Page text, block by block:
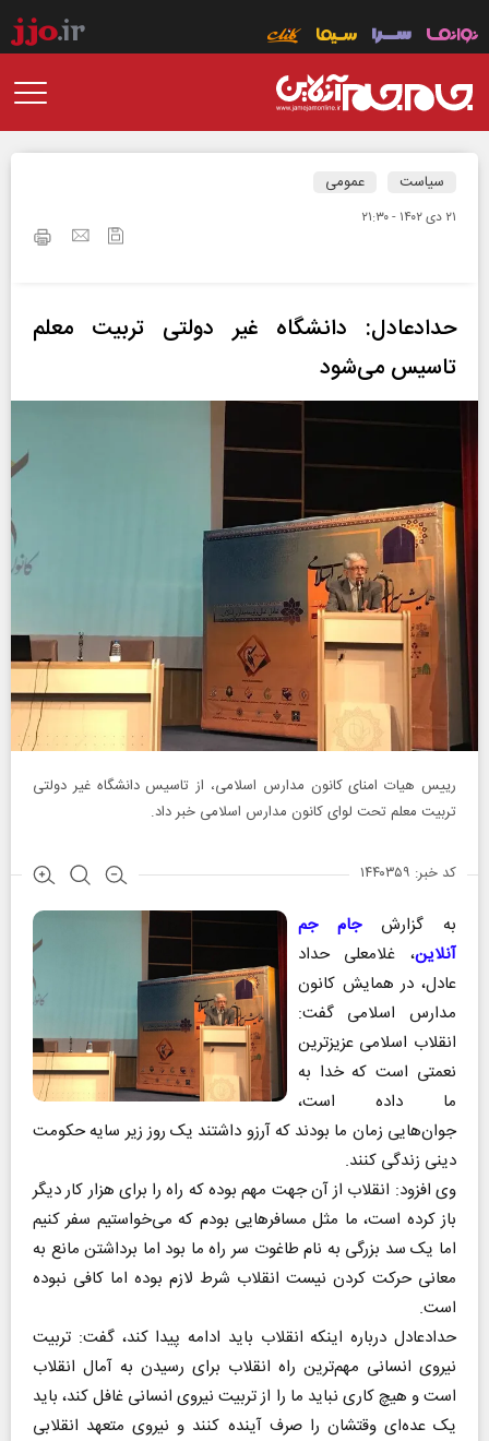
سیاست عمومی
۲۱ دی ۱۴۰۲ - ۲۱:۳۰
حدادعادل: دانشگاه غیر دولتی تربیت معلم
تاسیس می‌شود
رییس هیات امنای کانون مدارس اسلامی، از تاسیس دانشگاه غیر دولتی
تربیت معلم تحت لوای کانون مدارس اسلامی خبر داد.
کد خبر: ۱۴۴۰۳۵۹
به گزارشجام جم
آنلاین، غلامعلی حداد
عادل، در همایش کانون
مدارس اسلامی گفت:
انقلاب اسلامی عزیزترین
نعمتی است که خدا به
ما داده است،
جوان‌هایی زمان ما بودند که آرزو داشتند یک روز زیر سایه حکومت
دینی زندگی کنند.
وی افزود: انقلاب از آن جهت مهم بوده که راه را برای هزار کار دیگر
باز کرده است، ما مثل مسافرهایی بودم که می‌خواستیم سفر کنیم
اما یک سد بزرگی به نام طاغوت سر راه ما بود اما برداشتن مانع به
معانی حرکت کردن نیست انقلاب شرط لازم بوده اما کافی نبوده
است.
حدادعادل درباره اینکه انقلاب باید ادامه پیدا کند، گفت: تربیت
نیروی انسانی مهم‌ترین راه انقلاب برای رسیدن به آمال انقلاب
است و هیچ کاری نباید ما را از تربیت نیروی انسانی غافل کند، باید
یک عده‌ای وقتشان را صرف آینده کنند و نیروی متعهد انقلابی